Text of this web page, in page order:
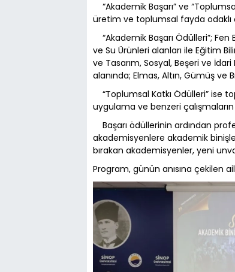
“Akademik Başarı” ve
üretim ve toplumsal fayda odaklı
“Akademik Başarı Ödülleri”;
ve Su Ürünleri alanları ile Eğitim
ve Tasarım, Sosyal, Beşeri ve
alanında; Elmas, Altın, Gümüş
“Toplumsal Katkı Ödülleri” ise
uygulama ve benzeri
Başarı ödüllerinin ardından
akademisyenlere akademik
bırakan akademisyenler, yeni
Program, günün anısına çekilen